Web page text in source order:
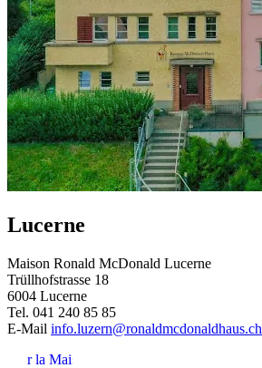
Lucerne
Maison Ronald McDonald Lucerne
Trüllhofstrasse 18
6004 Lucerne
Tel. 041 240 85 85
E-Mail info.luzern@ronaldmcdonaldhaus.ch
Voir la Maison